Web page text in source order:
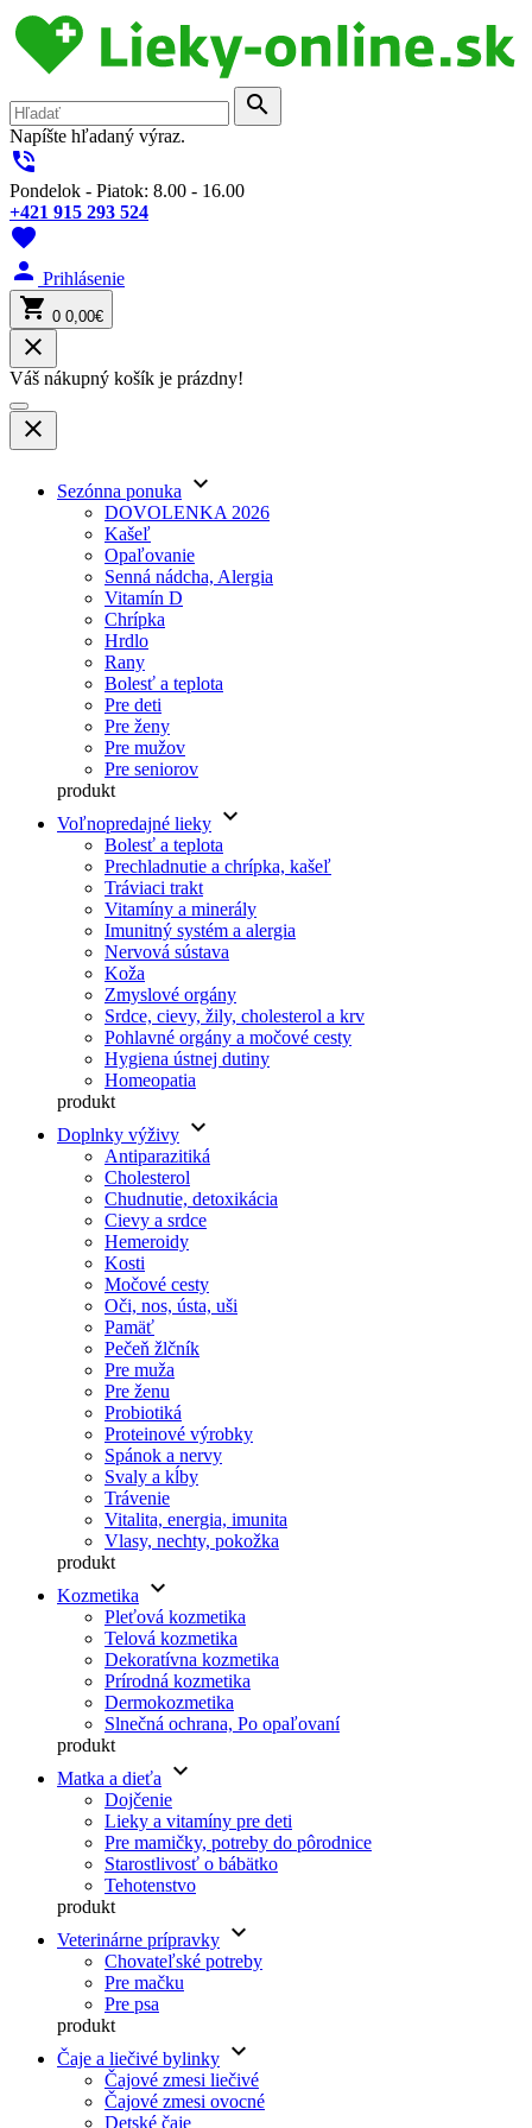
search
Napíšte hľadaný výraz.
phone_in_talk
Pondelok - Piatok: 8.00 - 16.00
+421 915 293 524
favorite
person Prihlásenie
shopping_cart 0 0,00€
close
Váš nákupný košík je prázdny!
close
Sezónna ponuka keyboard_arrow_down
DOVOLENKA 2026
Kašeľ
Opaľovanie
Senná nádcha, Alergia
Vitamín D
Chrípka
Hrdlo
Rany
Bolesť a teplota
Pre deti
Pre ženy
Pre mužov
Pre seniorov
produkt
Voľnopredajné lieky keyboard_arrow_down
Bolesť a teplota
Prechladnutie a chrípka, kašeľ
Tráviaci trakt
Vitamíny a minerály
Imunitný systém a alergia
Nervová sústava
Koža
Zmyslové orgány
Srdce, cievy, žily, cholesterol a krv
Pohlavné orgány a močové cesty
Hygiena ústnej dutiny
Homeopatia
produkt
Doplnky výživy keyboard_arrow_down
Antiparazitiká
Cholesterol
Chudnutie, detoxikácia
Cievy a srdce
Hemeroidy
Kosti
Močové cesty
Oči, nos, ústa, uši
Pamäť
Pečeň žlčník
Pre muža
Pre ženu
Probiotiká
Proteinové výrobky
Spánok a nervy
Svaly a kĺby
Trávenie
Vitalita, energia, imunita
Vlasy, nechty, pokožka
produkt
Kozmetika
keyboard_arrow_down
Pleťová kozmetika
Telová kozmetika
Dekoratívna kozmetika
Prírodná kozmetika
Dermokozmetika
Slnečná ochrana, Po opaľovaní
produkt
Matka a dieťa
keyboard_arrow_down
Dojčenie
Lieky a vitamíny pre deti
Pre mamičky, potreby do pôrodnice
Starostlivosť o bábätko
Tehotenstvo
produkt
Veterinárne prípravky keyboard_arrow_down
Chovateľské potreby
Pre mačku
Pre psa
produkt
Čaje a liečivé bylinky keyboard_arrow_down
Čajové zmesi liečivé
Čajové zmesi ovocné
Detské čaje